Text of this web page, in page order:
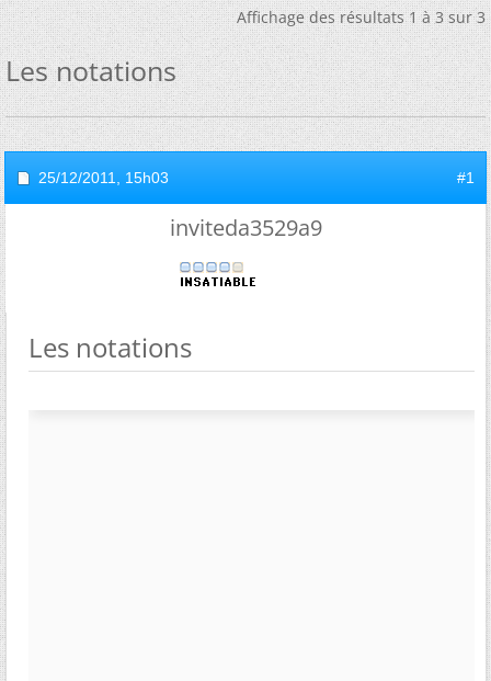
Affichage des résultats 1 à 3 sur 3
Les notations
25/12/2011, 15h03 #1
inviteda3529a9
Les notations